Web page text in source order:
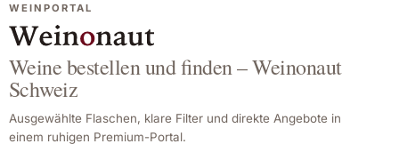
WEINPORTAL
Weine bestellen und finden – Weinonaut
Schweiz
Ausgewählte Flaschen, klare Filter und direkte Angebote in
einem ruhigen Premium-Portal.